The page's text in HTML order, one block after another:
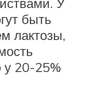
быть
лактозы,
у 20-25%